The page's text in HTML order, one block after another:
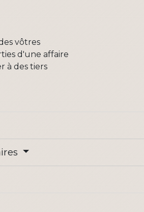
vôtres
d'une affaire
à des tiers